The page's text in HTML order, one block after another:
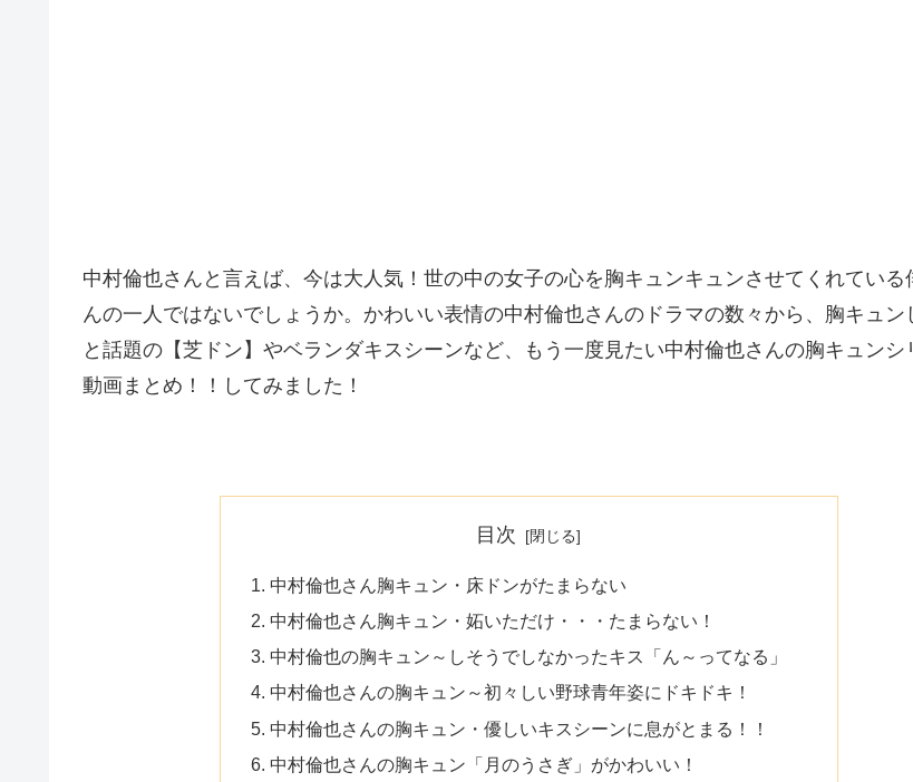
中村倫也さんと言えば、今は大人気！世の中の女子の心を胸キュンキュンさせてくれている
んの一人ではないでしょうか。かわいい表情の中村倫也さんのドラマの数々から、胸キュン
と話題の【芝ドン】やベランダキスシーンなど、もう一度見たい中村倫也さんの胸キュンシ
動画まとめ！！してみました！
目次
中村倫也さん胸キュン・床ドンがたまらない
中村倫也さん胸キュン・妬いただけ・・・たまらない！
中村倫也の胸キュン～しそうでしなかったキス「ん～ってなる」
中村倫也さんの胸キュン～初々しい野球青年姿にドキドキ！
中村倫也さんの胸キュン・優しいキスシーンに息がとまる！！
中村倫也さんの胸キュン「月のうさぎ」がかわいい！